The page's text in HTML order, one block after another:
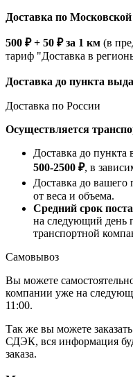
Доставка по
500 ₽ + 50 ₽ за 1 км (в
тариф "Доставка в
Доставка до пункта
Доставка по России
Осуществляется
Доставка до пункта
500-2500 ₽, в
Доставка до вашего
от веса и объема.
Средний срок
на следующий день
транспортной
Самовывоз
Вы можете
компании уже на
11:00.
Так же вы можете
СДЭК, вся информация
заказа.